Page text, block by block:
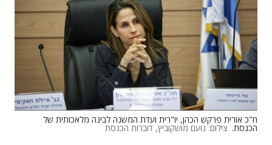
ח"כ אורית פרקש הכהן, יו"רית ועדת המשנה לבינה מלאכותית של
הכנסת. צילום: נועם מושקוביץ, דוברות הכנסת